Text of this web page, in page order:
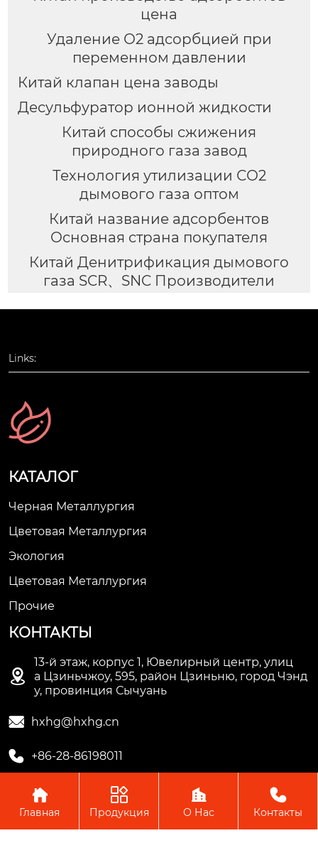
цена
Удаление О2 адсорбцией при
переменном давлении
Китай клапан цена заводы
Десульфуратор ионной жидкости
Китай способы сжижения
природного газа завод
Технология утилизации СО2
дымового газа оптом
Китай название адсорбентов
Основная страна покупателя
Китай Денитрификация дымового
газа SCR、SNC Производители
Links:
КАТАЛОГ
Черная Металлургия
Цветовая Металлургия
Экология
Цветовая Металлургия
Прочие
КОНТАКТЫ

13-й этаж, корпус 1, Ювелирный центр, улиц
а Цзиньчжоу, 595, район Цзиньню, город Чэнд
у, провинция Сычуань
 hxhg@hxhg.cn
 +86-28-86198011
Copyright © ООО Чэнду Ичжи Технолоджи

Главная

Продукция

О Нас

Контакты
Пожалуйста, оставьте нам сообщение